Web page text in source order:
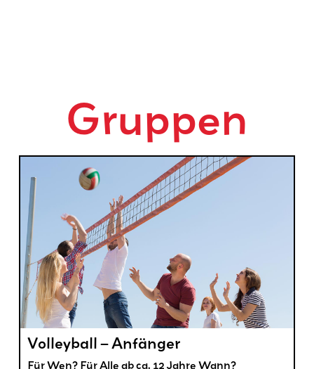
Gruppen
Volleyball – Anfänger
Für Wen? Für Alle ab ca. 12 Jahre Wann?